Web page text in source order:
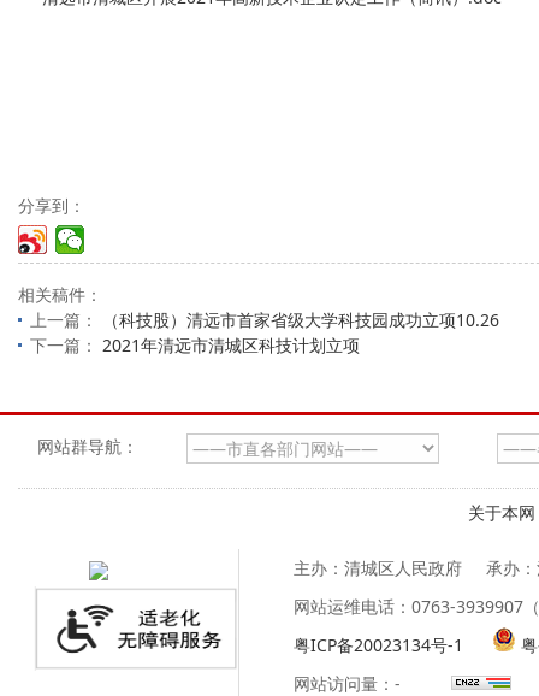
分享到：
相关稿件：
上一篇：
（科技股）清远市首家省级大学科技园成功立项10.26
下一篇： 2021年清远市清城区科技计划立项
网站群导航：
关于本网
主办：清城区人民政府
承办
网站运维电话：0763-3939907
粤ICP备20023134号-1
网站访问量： -